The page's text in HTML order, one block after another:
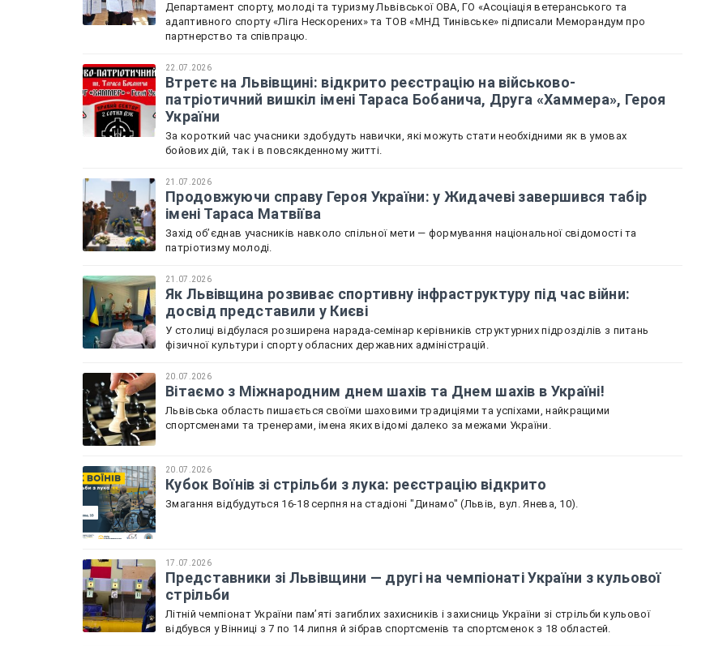
Департамент спорту, молоді та туризму Львівської ОВА, ГО «Асоціація ветеранського та
адаптивного спорту «Ліга Нескорених» та ТОВ «МНД Тинівське» підписали Меморандум про
партнерство та співпрацю.
22.07.2026
Втретє на Львівщині: відкрито реєстрацію на військово-
патріотичний вишкіл імені Тараса Бобанича, Друга «Хаммера», Героя
України
За короткий час учасники здобудуть навички, які можуть стати необхідними як в умовах
бойових дій, так і в повсякденному житті.
21.07.2026
Продовжуючи справу Героя України: у Жидачеві завершився табір
імені Тараса Матвіїва
Захід обʼєднав учасників навколо спільної мети — формування національної свідомості та
патріотизму молоді.
21.07.2026
Як Львівщина розвиває спортивну інфраструктуру під час війни:
досвід представили у Києві
У столиці відбулася розширена нарада-семінар керівників структурних підрозділів з питань
фізичної культури і спорту обласних державних адміністрацій.
20.07.2026
Вітаємо з Міжнародним днем шахів та Днем шахів в Україні!
Львівська область пишається своїми шаховими традиціями та успіхами, найкращими
спортсменами та тренерами, імена яких відомі далеко за межами України.
20.07.2026
Кубок Воїнів зі стрільби з лука: реєстрацію відкрито
Змагання відбудуться 16-18 серпня на стадіоні "Динамо" (Львів, вул. Янева, 10).
17.07.2026
Представники зі Львівщини — другі на чемпіонаті України з кульової
стрільби
Літній чемпіонат України пам’яті загиблих захисників і захисниць України зі стрільби кульової
відбувся у Вінниці з 7 по 14 липня й зібрав спортсменів та спортсменок з 18 областей.